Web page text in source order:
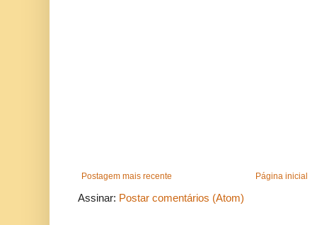
Postagem mais recente Página inicial
Assinar: Postar comentários (Atom)